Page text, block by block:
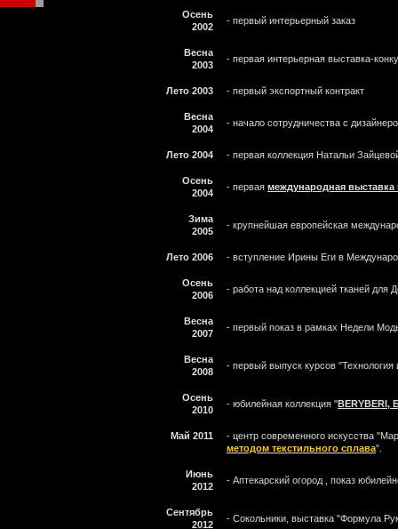
Осень
2002
- первый интерьерный заказ
Весна
2003
- первая интерьерная выставка-
Лето 2003 - первый экспортный контракт
Весна
2004
- начало сотрудничества с
Лето 2004 - первая коллекция Натальи
Осень
2004
- первая международная выставка
Зима
2005
- крупнейшая европейская
Лето 2006 - вступление Ирины Еги в
Осень
2006
- работа над коллекцией тканей
Весна
2007
- первый показ в рамках Недели
Весна
2008
- первый выпуск курсов "Технология
Осень
2010
- юбилейная коллекция "
Май 2011
- центр современного искусства
методом текстильного сплава".
Июнь
2012
- Аптекарский огород , показ
Сентябрь
2012
- Сокольники, выставка "Формула